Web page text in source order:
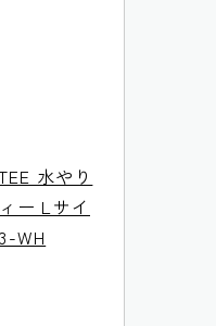
水やり
ー Lサイ
WH